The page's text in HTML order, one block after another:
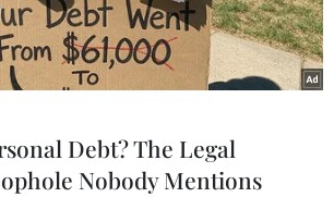
Debt? The Legal
Nobody Mentions